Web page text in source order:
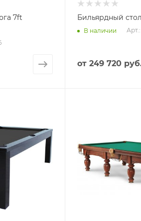
7ft
Бильярдный
В наличии
от 249 720